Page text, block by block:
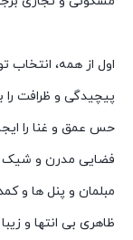
اول از همه،
پیچیدگی و ظرافت
حس عمق و غنا را
فضایی مدرن و شیک
مبلمان و پنل ها و
ظاهری بی انتها و